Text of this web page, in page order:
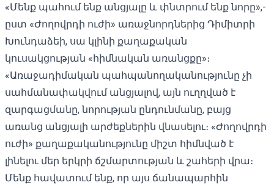
«Մենք պահում ենք անցյալը և փնտրում ենք նորը»,-
ըստ «Ժողովրդի ուժի» առաջնորդներից Դիմիտրի
Խունդաձեի, սա կլինի քաղաքական
կուսակցության «հիմնական առանցքը»։
«Առաջադիմական պահպանողականությունը չի
սահմանափակվում անցյալով, այն ուղղված է
զարգացմանը, նորության ընդունմանը, բայց
առանց անցյալի արժեքներին վնասելու։ «Ժողովրդի
ուժի» քաղաքականությունը միշտ հիմնված է
լինելու մեր երկրի ճշմարտության և շահերի վրա։
Մենք հավատում ենք, որ այս ճանապարհին